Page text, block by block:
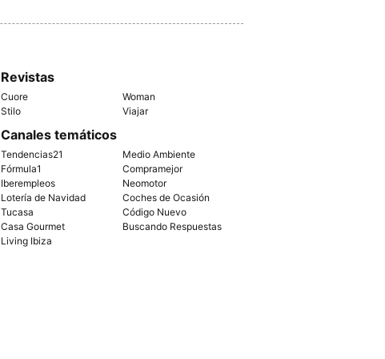
Revistas
Cuore
Woman
Stilo
Viajar
Canales temáticos
Tendencias21
Medio Ambiente
Fórmula1
Compramejor
Iberempleos
Neomotor
Lotería de Navidad
Coches de Ocasión
Tucasa
Código Nuevo
Casa Gourmet
Buscando Respuestas
Living Ibiza